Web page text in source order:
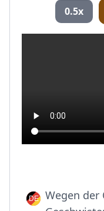
0.5x
Wegen der